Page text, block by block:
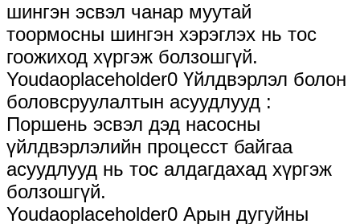
шингэн эсвэл чанар муутай
тоормосны шингэн хэрэглэх нь тос
гоожиход хүргэж болзошгүй.
Youdaoplaceholder0 Үйлдвэрлэл болон
боловсруулалтын асуудлууд ‌:
Поршень эсвэл дэд насосны
үйлдвэрлэлийн процесст байгаа
асуудлууд нь тос алдагдахад хүргэж
болзошгүй.
Youdaoplaceholder0 Арын дугуйны